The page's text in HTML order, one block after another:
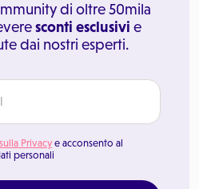
di oltre 50mila
sconti esclusivi e
dai nostri esperti.
Privacy e acconsento al
personali